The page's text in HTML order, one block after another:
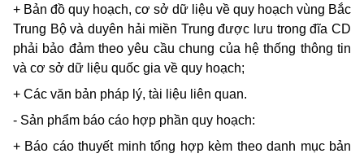
+ Bản đồ quy hoạch, cơ sở dữ liệu về quy hoạch vùng Bắc
Trung Bộ và duyên hải miền Trung được lưu trong đĩa CD
phải bảo đảm theo yêu cầu chung của hệ thống thông tin
và cơ sở dữ liệu quốc gia về quy hoạch;
+ Các văn bản pháp lý, tài liệu liên quan.
- Sản phẩm báo cáo hợp phần quy hoạch:
+ Báo cáo thuyết minh tổng hợp kèm theo danh mục bản